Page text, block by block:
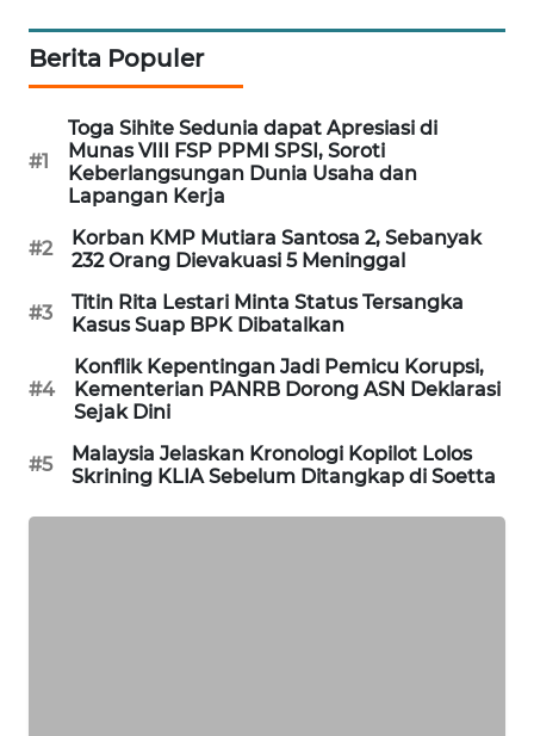
Berita Populer
#1
Toga Sihite Sedunia dapat Apresiasi di
Munas VIII FSP PPMI SPSI, Soroti
Keberlangsungan Dunia Usaha dan
Lapangan Kerja
#2
Korban KMP Mutiara Santosa 2, Sebanyak
232 Orang Dievakuasi 5 Meninggal
#3
Titin Rita Lestari Minta Status Tersangka
Kasus Suap BPK Dibatalkan
#4
Konflik Kepentingan Jadi Pemicu Korupsi,
Kementerian PANRB Dorong ASN Deklarasi
Sejak Dini
#5
Malaysia Jelaskan Kronologi Kopilot Lolos
Skrining KLIA Sebelum Ditangkap di Soetta
SITUNGIR
NEWS
SIDIKALANG
NEWS
SIBARAGAS
NEWS
METRO
NEWS
MEDAN
NEWS